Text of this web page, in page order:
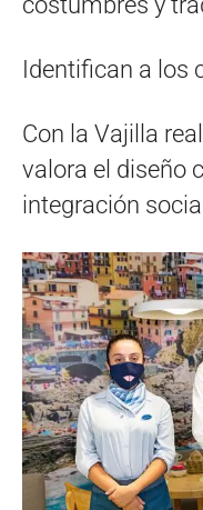
Identifican a los
Con la Vajilla
valora el diseño
integración